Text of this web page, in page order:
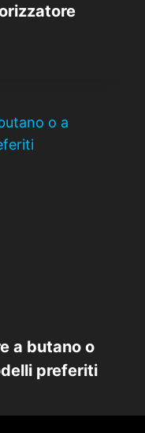
a butano o
preferiti